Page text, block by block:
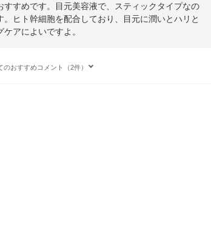
すめです。目元美容液で、スティックタイプなの
ヒト幹細胞を配合しており、目元に潤いとハリと
アによいですよ。
のおすすめコメント（2件）